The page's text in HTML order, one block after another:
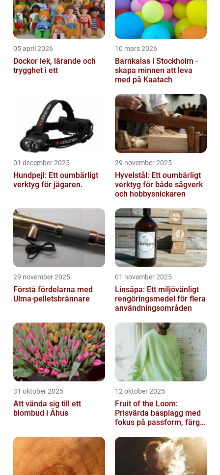
05 april 2026
Dockor lek, lärande och
trygghet i ett
10 mars 2026
Barnkalas i Stockholm -
skapa minnen att leva
med på Kaatach
01 december 2025
Hundpejl: Ett oumbärligt
verktyg för jägaren.
29 november 2025
Hyvelstål: Ett oumbärligt
verktyg för både sågverk
och hobbysnickaren
29 november 2025
Förstå fördelarna med
Ulma-pelletsbrännare
01 november 2025
Linsåpa: Ett miljövänligt
rengöringsmedel för flera
användningsområden
31 oktober 2025
Att vända sig till ett
blombud i Åhus
12 oktober 2025
Fruit of the Loom:
Prisvärda basplagg med
fokus på passform, färg